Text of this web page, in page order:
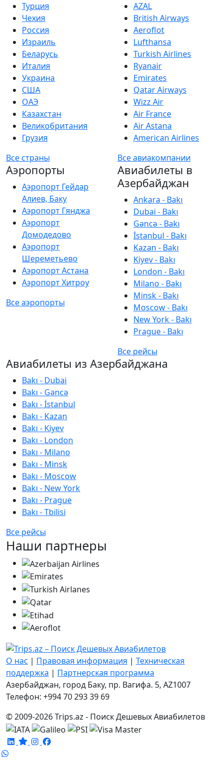
Турция
Чехия
Россия
Израиль
Беларусь
Италия
Украина
США
ОАЭ
Казахстан
Великобритания
Грузия
Все страны
AZAL
British Airways
Aeroflot
Lufthansa
Turkish Airlines
Ryanair
Emirates
Qatar Airways
Wizz Air
Air France
Air Astana
American Airlines
Все авиакомпании
Аэропорты
Аэропорт Гейдар
Алиев, Баку
Аэропорт Гянджа
Аэропорт
Домодедово
Аэропорт
Шереметьево
Аэропорт Астана
Аэропорт Хитроу
Все аэропорты
Авиабилеты в
Азербайджан
Ankara - Bakı
Dubai - Bakı
Gəncə - Bakı
İstanbul - Bakı
Kazan - Bakı
Kiyev - Bakı
London - Bakı
Milano - Bakı
Minsk - Bakı
Moscow - Bakı
New York - Bakı
Prague - Bakı
Все рейсы
Авиабилеты из Азербайджана
Bakı - Dubai
Bakı - Gəncə
Bakı - İstanbul
Bakı - Kazan
Bakı - Kiyev
Bakı - London
Bakı - Milano
Bakı - Minsk
Bakı - Moscow
Bakı - New York
Bakı - Prague
Bakı - Tbilisi
Все рейсы
Наши партнеры
О нас | Правовая информация | Техническая
поддержка | Партнерская программа
Азербайджан, город Баку, пр. Вагифа. 5, AZ1007
Телефон: +994 70 293 39 69
© 2009-2026 Trips.az - Поиск Дешевых Авиабилетов